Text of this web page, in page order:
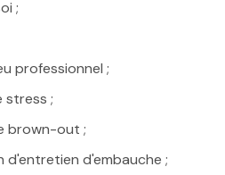
;
professionnel ;
stress ;
brown-out ;
d'entretien d'embauche ;